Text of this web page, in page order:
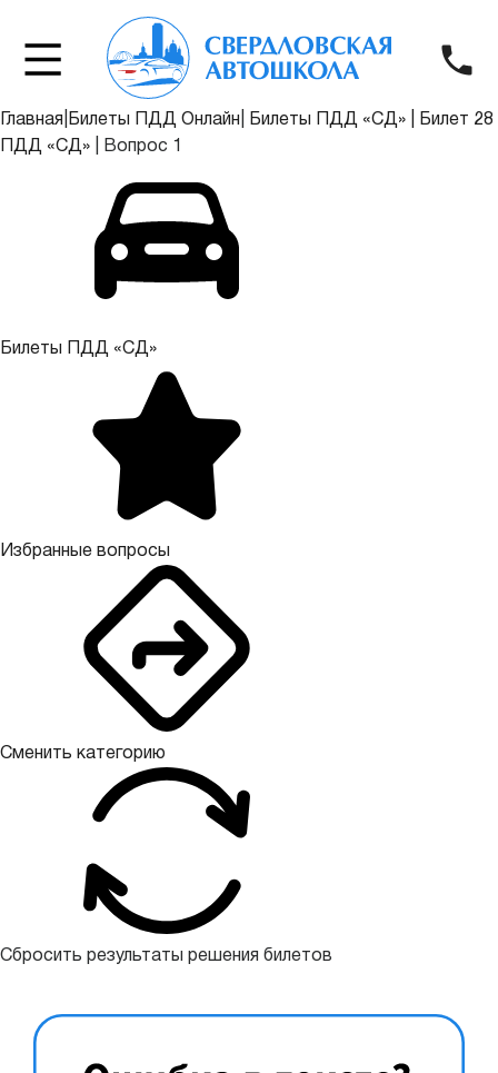
Главная Билеты ПДД Онлайн Билеты ПДД «СД»
Билет 28
ПДД «СД»
Вопрос 1
Билеты ПДД «СД»
Избранные вопросы
Сменить категорию
Сбросить результаты решения билетов